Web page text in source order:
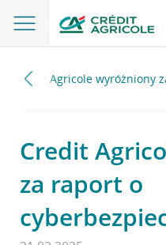
Credit Agricole wyróżniony
Credit
za raport o